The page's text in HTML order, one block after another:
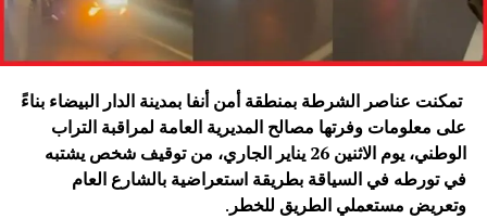
تمكنت عناصر الشرطة بمنطقة أمن أنفا بمدينة الدار البيضاء بناءً
على معلومات وفرتها مصالح المديرية العامة لمراقبة التراب
الوطني، يوم الاثنين 26 يناير الجاري، من توقيف شخص يشتبه
في تورطه في السياقة بطريقة استعراضية بالشارع العام
وتعريض مستعملي الطريق للخطر.